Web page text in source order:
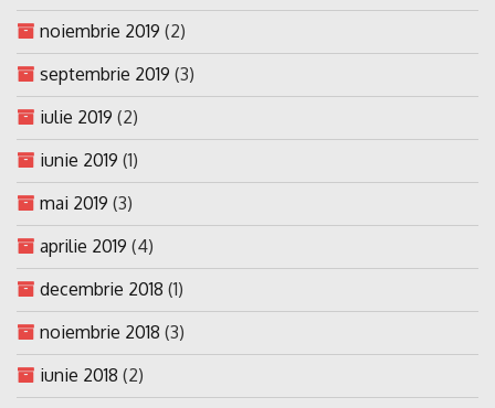
noiembrie 2019 (2)
septembrie 2019 (3)
iulie 2019 (2)
iunie 2019 (1)
mai 2019 (3)
aprilie 2019 (4)
decembrie 2018 (1)
noiembrie 2018 (3)
iunie 2018 (2)